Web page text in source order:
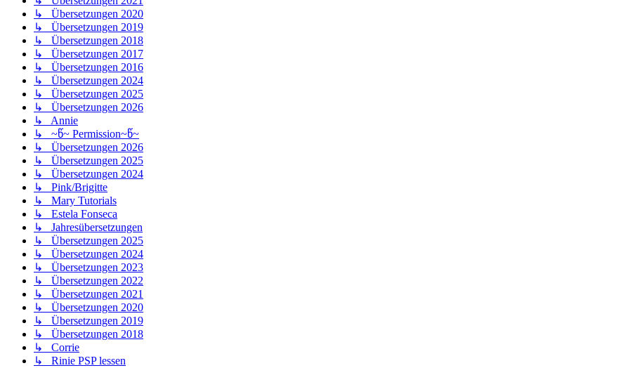
↳ Übersetzungen 2020
↳ Übersetzungen 2019
↳ Übersetzungen 2018
↳ Übersetzungen 2017
↳ Übersetzungen 2016
↳ Übersetzungen 2024
↳ Übersetzungen 2025
↳ Übersetzungen 2026
↳ Annie
↳ ~წ~ Permission~წ~
↳ Übersetzungen 2026
↳ Übersetzungen 2025
↳ Übersetzungen 2024
↳ Pink/Brigitte
↳ Mary Tutorials
↳ Estela Fonseca
↳ Jahresübersetzungen
↳ Übersetzungen 2025
↳ Übersetzungen 2024
↳ Übersetzungen 2023
↳ Übersetzungen 2022
↳ Übersetzungen 2021
↳ Übersetzungen 2020
↳ Übersetzungen 2019
↳ Übersetzungen 2018
↳ Corrie
↳ Rinie PSP lessen